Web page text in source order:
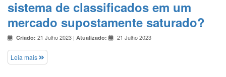
sistema de classificados em um
mercado supostamente saturado?
Criado: 21 Julho 2023 | Atualizado: 21 Julho 2023
Leia mais